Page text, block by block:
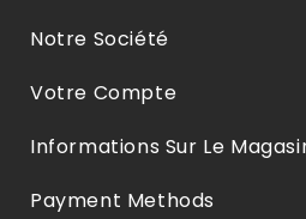
Notre Société
Votre Compte
Informations Sur Le
Payment Methods